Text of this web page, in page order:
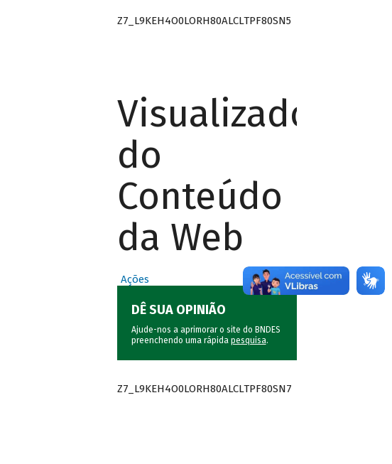
Z7_L9KEH4O0LORH80ALCLTPF80SN5
Visualizador
do
Conteúdo
da Web
Ações
DÊ SUA OPINIÃO
Ajude-nos a aprimorar o site do BNDES
preenchendo uma rápida pesquisa.
Z7_L9KEH4O0LORH80ALCLTPF80SN7